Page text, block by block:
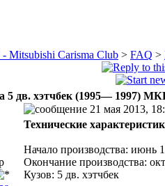
Mitsubishi Carisma Club > FAQ >
5 дв. хэтчбек (1995— 1997)
21 мая 2013,
Технические
Начало производства: июнь
Окончание производства:
Кузов: 5 дв. хэтчбек